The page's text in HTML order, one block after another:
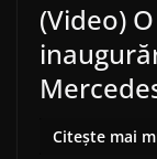
(Video)
Citește mai